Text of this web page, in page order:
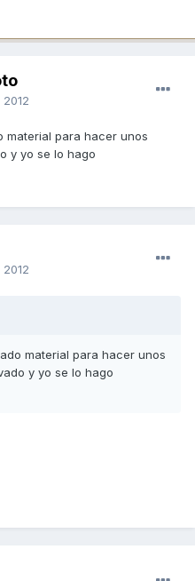
material para hacer unos
y yo se lo hago
material para hacer unos
y yo se lo hago